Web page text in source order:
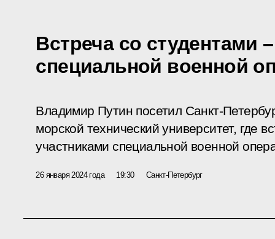
Встреча со студентами
специальной военной
Владимир Путин посетил Санкт-
морской технический университет, где
участниками специальной военной
26 января 2024 года 19:30 Санкт-Петербург